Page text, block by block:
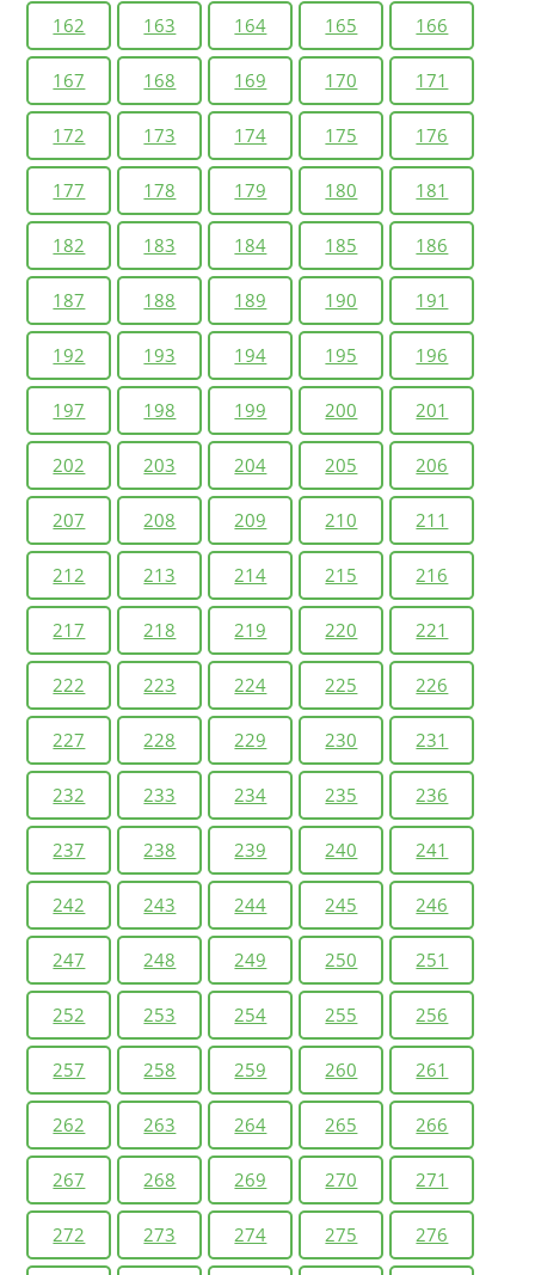
162 163 164 165 166
167 168 169 170 171
172 173 174 175 176
177 178 179 180 181
182 183 184 185 186
187 188 189 190 191
192 193 194 195 196
197 198 199 200 201
202 203 204 205 206
207 208 209 210 211
212 213 214 215 216
217 218 219 220 221
222 223 224 225 226
227 228 229 230 231
232 233 234 235 236
237 238 239 240 241
242 243 244 245 246
247 248 249 250 251
252 253 254 255 256
257 258 259 260 261
262 263 264 265 266
267 268 269 270 271
272 273 274 275 276